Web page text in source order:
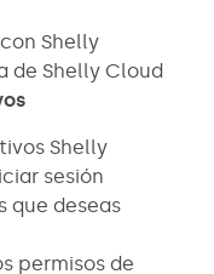
Shelly
de Shelly Cloud
Shelly
sesión
que deseas
permisos de